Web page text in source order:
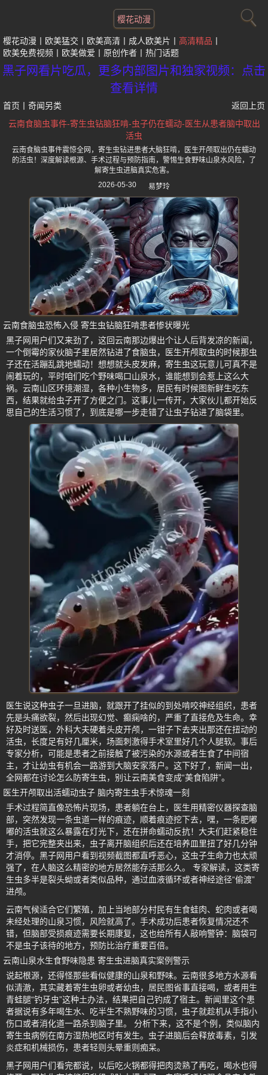
樱花动漫
樱花动漫 欧美猛交 欧美高清 成人欧美片
高清精品
欧美免费视频
欧美做爱 原创作者 热门话题
黑子网看片吃瓜，更多内部图片和独家视频：点击
查看详情
首页 奇闻另类
返回上页
云南食脑虫事件-寄生虫钻脑狂啃-虫子仍在蠕动-医生从患者脑中取出
活虫
云南食脑虫事件震惊全网，寄生虫钻进患者大脑狂啃，医生开颅取出仍在蠕动
的活虫！深度解读根源、手术过程与预防指南，警惕生食野味山泉水风险，了
解寄生虫进脑真实危害。
2026-05-30
易梦玲
云南食脑虫恐怖入侵 寄生虫钻脑狂啃患者惨状曝光
黑子网用户们又来劲了，这回云南那边爆出个让人后背发凉的新闻，
一个倒霉的家伙脑子里居然钻进了食脑虫，医生开颅取虫的时候那虫
子还在活蹦乱跳地蠕动！想想就头皮发麻，寄生虫这玩意儿可真不是
闹着玩的，平时咱们吃个野味喝口山泉水，谁能想到会惹上这么大
祸。云南山区环境潮湿，各种小生物多，居民有时候图新鲜生吃东
西，结果就给虫子开了方便之门。这事儿一传开，大家伙儿都开始反
思自己的生活习惯了，到底是哪一步走错了让虫子钻进了脑袋里。
医生说这种虫子一旦进脑，就跟开了挂似的到处啃咬神经组织，患者
先是头痛欲裂，然后出现幻觉、癫痫啥的，严重了直接危及生命。幸
好及时送医，外科大夫硬着头皮开颅，一钳子下去夹出那还在扭动的
活虫，长度足有好几厘米，场面刺激得手术室里好几个人腿软。事后
专家分析，可能是患者之前接触了被污染的水源或者生食了中间宿
主，才让幼虫有机会一路游到大脑安家落户。这下好了，新闻一出，
全网都在讨论怎么防寄生虫，别让云南美食变成“美食陷阱”。
医生开颅取出活蠕动虫子 脑内寄生虫手术惊魂一刻
手术过程简直像恐怖片现场，患者躺在台上，医生用精密仪器探查脑
部，突然发现一条虫道一样的痕迹，顺着痕迹挖下去，嘿，一条肥嘟
嘟的活虫就这么暴露在灯光下，还在拼命蠕动反抗！大夫们赶紧稳住
手，把它完整夹出来，虫子离开脑组织后还在培养皿里扭了好几分钟
才消停。黑子网用户看到视频截图都直呼恶心，这虫子生命力也太顽
强了，在人脑这么精密的地方居然能存活那么久。 专家解读，这类寄
生虫多半是裂头蚴或者类似品种，通过血液循环或者神经途径“偷渡”
进颅。
云南气候适合它们繁殖，加上当地部分村民有生食蛙肉、蛇肉或者喝
未经处理的山泉习惯，风险就高了。手术成功后患者恢复情况还不
错，但脑部受损痕迹需要长期康复，这也给所有人敲响警钟：脑袋可
不是虫子该待的地方，预防比治疗重要百倍。
云南山泉水生食野味隐患 寄生虫进脑真实案例警示
说起根源，还得怪那些看似健康的山泉和野味。云南很多地方水源看
似清澈，其实藏着寄生虫卵或者幼虫，居民图省事直接喝，或者用生
青蛙腿“钓牙虫”这种土办法，结果把自己钓成了宿主。新闻里这个患
者据说有多年喝生水、吃半生不熟野味的习惯，虫子就趁机从手指小
伤口或者消化道一路杀到脑子里。 分析下来，这不是个例，类似脑内
寄生虫病例在南方湿热地区时有发生。虫子进脑后会释放毒素，引发
炎症和机械损伤，患者轻则头晕重则痴呆。
黑子网用户们看完都说，以后吃火锅都得把肉烫熟了再吃，喝水也得